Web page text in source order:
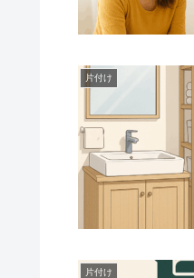
片付け
片付け